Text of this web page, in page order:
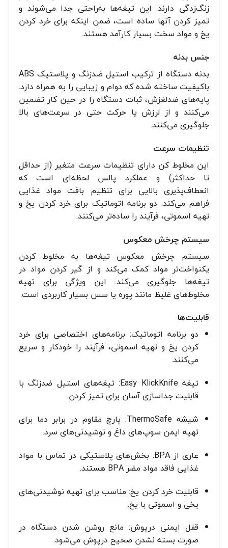
زنگ‌زدگی دارند. این تیغه‌ها به‌راحتی جدا می‌شوند و
تمیز کردن آنها ساده است، ضمن اینکه برای خرد کردن
یخ و مواد سخت بسیار کارآمد هستند.
جنس بدنه
بدنه دستگاه از ترکیب استیل ضدزنگ و پلاستیک ABS
باکیفیت ساخته شده که دوام و زیبایی را به همراه دارد.
پایه‌های ضدلغزش، ثبات دستگاه را در حین کار تضمین
می‌کنند و از لرزش یا حرکت حتی در سرعت‌های بالا
جلوگیری می‌کنند.
تنظیمات سرعت
این مخلوط کن دارای تنظیمات سرعت متغیر (از حداقل
تا حداکثر) و عملکرد پالس لحظه‌ای است که
انعطاف‌پذیری بالایی برای تنظیم بافت مواد غذایی
فراهم می‌کند. دو برنامه اتوماتیک برای خرد کردن یخ و
تهیه اسموتی، فرآیند را ساده‌تر می‌کنند.
سیستم چرخش معکوس
سیستم چرخش معکوس تیغه‌ها به مخلوط کردن
یکنواخت‌تر مواد کمک می‌کند و از گیر کردن مواد در
تیغه‌ها جلوگیری می‌کند. این ویژگی برای تهیه
مخلوط‌های غلیظ مانند پوره یا سس بسیار کاربردی است.
قابلیت‌ها
دو برنامه اتوماتیک: برنامه‌های اختصاصی برای خرد
کردن یخ و تهیه اسموتی، فرآیند را خودکار و سریع
می‌کنند.
تیغه Easy KlickKnife: تیغه‌های استیل ضدزنگ با
قابلیت جداسازی آسان برای تمیز کردن.
شیشه ThermoSafe: پارچ مقاوم در برابر دما برای
تهیه ایمن سوپ‌های داغ و نوشیدنی‌های سرد.
عاری از BPA: بخش‌های پلاستیکی در تماس با مواد
غذایی فاقد مواد مضر BPA هستند.
قابلیت خرد کردن یخ: مناسب برای تهیه نوشیدنی‌های
یخی و اسموتی با یخ.
قفل ایمنی درپوش: مانع روشن شدن دستگاه در
صورت بسته نشدن صحیح درپوش می‌شود.